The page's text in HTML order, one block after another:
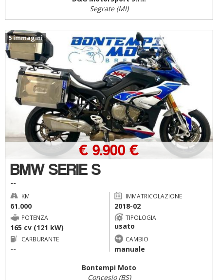
Segrate (MI)
5 immagini
BMW SERIE S
--
€ 9.900 €
KM
61.000
IMMATRICOLAZIONE
2018-02
POTENZA
165 cv (121 kW)
TIPOLOGIA
usato
CARBURANTE
--
CAMBIO
manuale
Bontempi Moto
Concesio (BS)